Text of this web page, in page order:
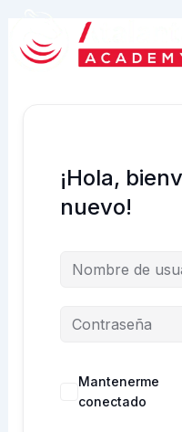
contenido
¡Hola,
nuevo!
Mantenerme
conectado